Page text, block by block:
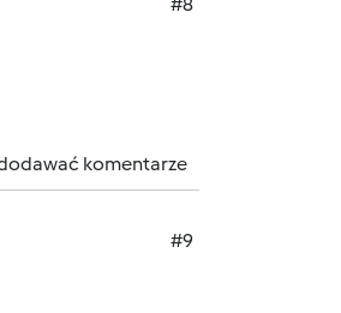
komentarze
#9